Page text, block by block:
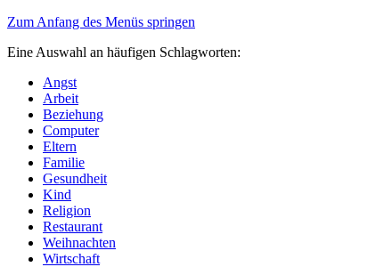
Zum Anfang des Menüs springen
Eine Auswahl an häufigen Schlagworten:
Angst
Arbeit
Beziehung
Computer
Eltern
Familie
Gesundheit
Kind
Religion
Restaurant
Weihnachten
Wirtschaft